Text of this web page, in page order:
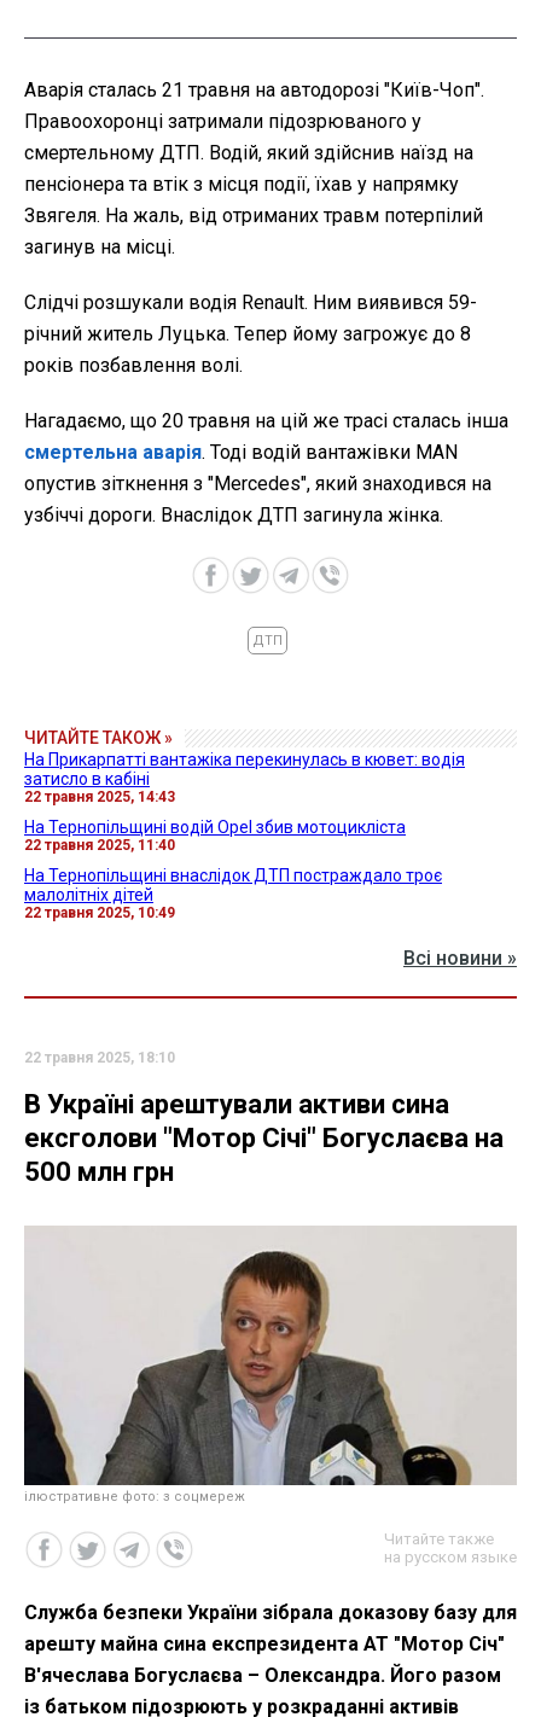
Аварія сталась 21 травня на автодорозі "Київ-Чоп".
Правоохоронці затримали підозрюваного у
смертельному ДТП. Водій, який здійснив наїзд на
пенсіонера та втік з місця події, їхав у напрямку
Звягеля. На жаль, від отриманих травм потерпілий
загинув на місці.
Слідчі розшукали водія Renault. Ним виявився 59-
річний житель Луцька. Тепер йому загрожує до 8
років позбавлення волі.
Нагадаємо, що 20 травня на цій же трасі сталась інша
смертельна аварія. Тоді водій вантажівки MAN
опустив зіткнення з "Mercedes", який знаходився на
узбіччі дороги. Внаслідок ДТП загинула жінка.
ДТП
ЧИТАЙТЕ ТАКОЖ »
На Прикарпатті вантажіка перекинулась в кювет: водія
затисло в кабіні
22 травня 2025, 14:43
На Тернопільщині водій Opel збив мотоцикліста
22 травня 2025, 11:40
На Тернопільщині внаслідок ДТП постраждало троє
малолітніх дітей
22 травня 2025, 10:49
Всі новини »
22 травня 2025, 18:10
В Україні арештували активи сина
ексголови "Мотор Січі" Богуслаєва на
500 млн грн
ілюстративне фото: з соцмереж
Читайте также
на русском языке
Служба безпеки України зібрала доказову базу для
арешту майна сина експрезидента АТ "Мотор Січ"
В'ячеслава Богуслаєва – Олександра. Його разом
із батьком підозрюють у розкраданні активів